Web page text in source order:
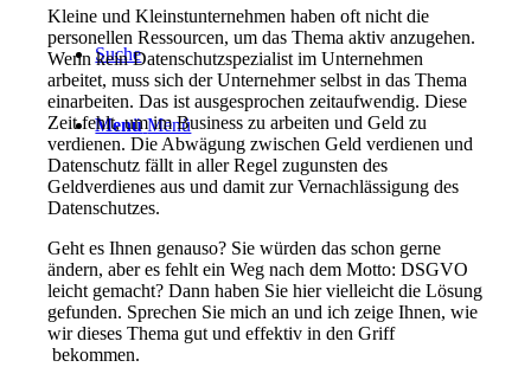
Suche
Menü Menü
Kleine und Kleinstunternehmen haben oft nicht die
personellen Ressourcen, um das Thema aktiv anzugehen.
Wenn kein Datenschutzspezialist im Unternehmen
arbeitet, muss sich der Unternehmer selbst in das Thema
einarbeiten. Das ist ausgesprochen zeitaufwendig. Diese
Zeit fehlt, um im Business zu arbeiten und Geld zu
verdienen. Die Abwägung zwischen Geld verdienen und
Datenschutz fällt in aller Regel zugunsten des
Geldverdienes aus und damit zur Vernachlässigung des
Datenschutzes.
Geht es Ihnen genauso? Sie würden das schon gerne
ändern, aber es fehlt ein Weg nach dem Motto: DSGVO
leicht gemacht? Dann haben Sie hier vielleicht die Lösung
gefunden. Sprechen Sie mich an und ich zeige Ihnen, wie
wir dieses Thema gut und effektiv in den Griff
bekommen.